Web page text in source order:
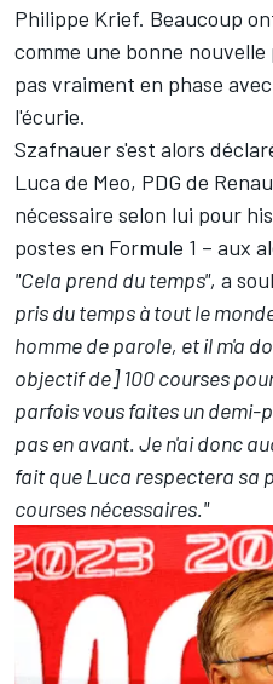
Philippe Krief. Beaucoup
comme une bonne
pas vraiment en phase
l'écurie.
Szafnauer s'est alors
Luca de Meo, PDG de
nécessaire selon lui pour
postes en Formule 1 – aux
"Cela prend du temps", a
pris du temps à tout le
homme de parole, et il m'a
objectif de] 100 courses
parfois vous faites un demi-
pas en avant. Je n'ai donc
fait que Luca respectera sa
courses nécessaires."